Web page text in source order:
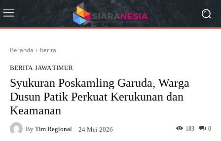
Beranda berita
BERITA JAWA TIMUR
Syukuran Poskamling Garuda, Warga
Dusun Patik Perkuat Kerukunan dan
Keamanan
By Tim Regional 24 Mei 2026 0
183